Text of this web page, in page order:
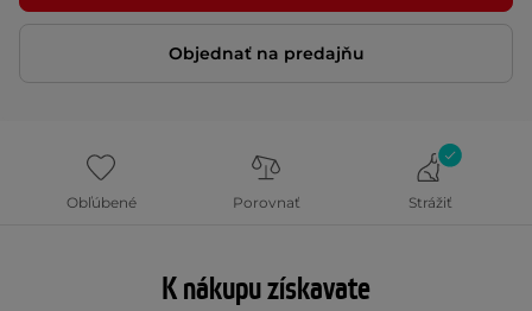
Objednať na predajňu
Obľúbené Porovnať Strážiť
K nákupu získavate